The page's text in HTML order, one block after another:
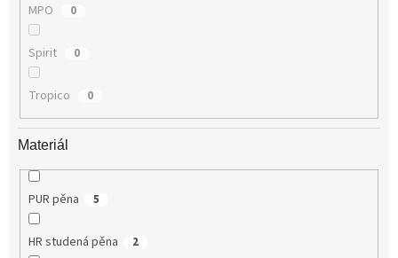
MPO 0
Spirit 0
Tropico 0
Materiál
PUR pěna 5
HR studená pěna 2